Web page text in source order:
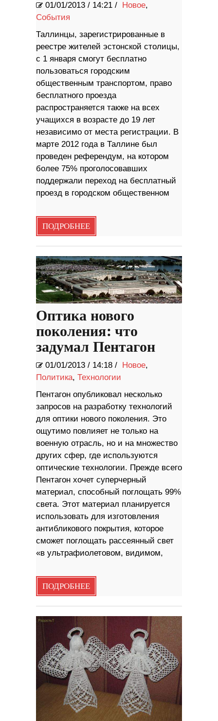
01/01/2013 / 14:21 / Новое,
События
Таллинцы, зарегистрированные в
реестре жителей эстонской столицы,
с 1 января смогут бесплатно
пользоваться городским
общественным транспортом, право
бесплатного проезда
распространяется также на всех
учащихся в возрасте до 19 лет
независимо от места регистрации. В
марте 2012 года в Таллине был
проведен референдум, на котором
более 75% проголосовавших
поддержали переход на бесплатный
проезд в городском общественном
ПОДРОБНЕЕ
Оптика нового
поколения: что
задумал Пентагон
01/01/2013 / 14:18 / Новое,
Политика, Технологии
Пентагон опубликовал несколько
запросов на разработку технологий
для оптики нового поколения. Это
ощутимо повлияет не только на
военную отрасль, но и на множество
других сфер, где используются
оптические технологии. Прежде всего
Пентагон хочет суперчерный
материал, способный поглощать 99%
света. Этот материал планируется
использовать для изготовления
антибликового покрытия, которое
сможет поглощать рассеянный свет
«в ультрафиолетовом, видимом,
ПОДРОБНЕЕ